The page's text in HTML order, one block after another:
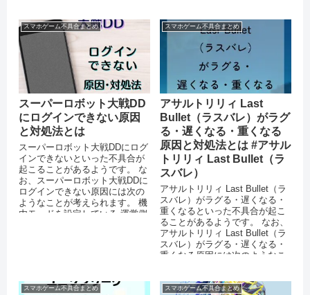
スマホゲーム不具合まとめ
スーパーロボット大戦DD
にログインできない原因
と対処法とは
スーパーロボット大戦DDにログ
インできないといった不具合が
起こることがあるようです。 な
お、スーパーロボット大戦DDに
ログインできない原因には次の
ようなことが考えられます。 機
内モードを設定している 運営側
スマホゲーム不具合まとめ
アサルトリリィ Last
Bullet（ラスバレ）がラグ
る・遅くなる・重くなる
原因と対処法とは #アサル
トリリィ Last Bullet（ラ
スバレ）
アサルトリリィ Last Bullet（ラ
スバレ）がラグる・遅くなる・
重くなるといった不具合が起こ
ることがあるようです。 なお、
アサルトリリィ Last Bullet（ラ
スバレ）がラグる・遅くなる・
重くなる原因には次のようなこ
スマホゲーム不具合まとめ スマホゲーム不具合まとめ